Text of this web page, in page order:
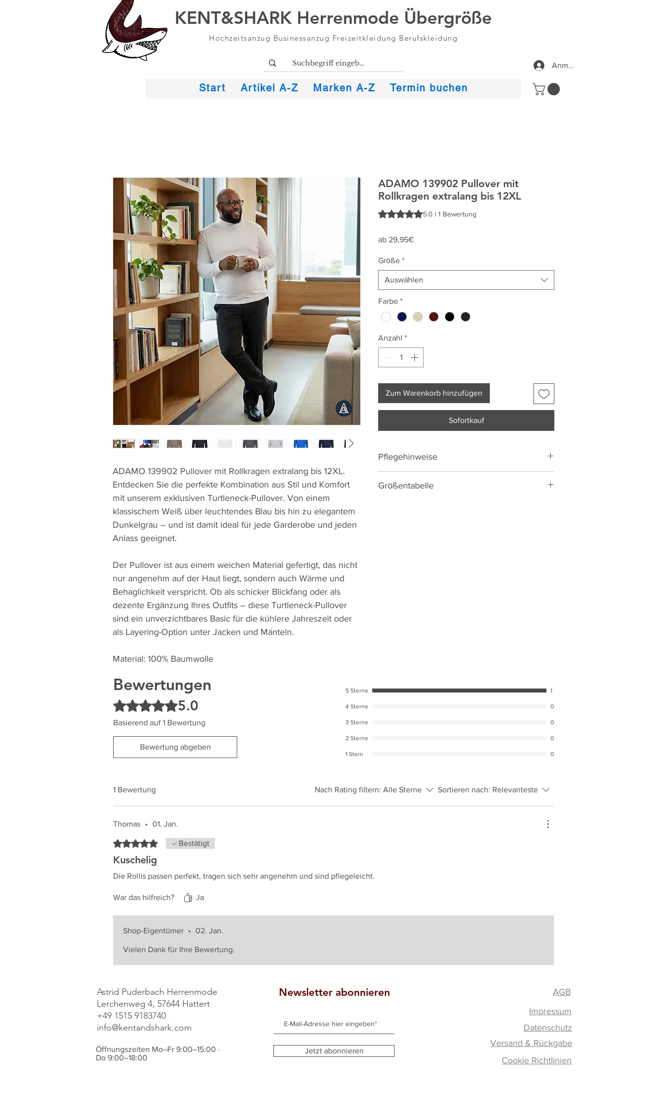
KENT&SHARK Herrenmode Übergröße
Hochzeitsanzug Businessanzug Freizeitkleidung Berufskleidung
Start Artikel A-Z Marken A-Z Termin buchen
Anmelden
ADAMO 139902 Pullover mit Rollkragen extralang bis 12XL.
Entdecken Sie die perfekte Kombination aus Stil und Komfort
mit unserem exklusiven Turtleneck-Pullover. Von einem
klassischem Weiß über leuchtendes Blau bis hin zu elegantem
Dunkelgrau – und ist damit ideal für jede Garderobe und jeden
Anlass geeignet.
Der Pullover ist aus einem weichen Material gefertigt, das nicht
nur angenehm auf der Haut liegt, sondern auch Wärme und
Behaglichkeit verspricht. Ob als schicker Blickfang oder als
dezente Ergänzung Ihres Outfits – diese Turtleneck-Pullover
sind ein unverzichtbares Basic für die kühlere Jahreszeit oder
als Layering-Option unter Jacken und Mänteln.
Material: 100% Baumwolle
ADAMO 139902 Pullover mit
Rollkragen extralang bis 12XL
Das Rating beträgt 5.0 von fünf Sternen, basierend auf 1 Bewertung.
5.0 | 1 Bewertung
ab 29,95€Sale-
Größe *
Auswählen
Farbe *
Anzahl *
Zum Warenkorb hinzufügen
Sofortkauf
Pflegehinweise
reinigen, Trocknerbeständig
Größentabelle
8XL 182 cm 103 cm
Bewertungen
Mit 5 von 5 Sternen bewertet.
5.0
Basierend auf 1 Bewertung
Bewertung abgeben
5 Sterne 1
4 Sterne 0
3 Sterne 0
2 Sterne 0
1 Stern 0
1 Bewertung Nach Rating filtern: Alle Sterne Sortieren nach: Relevanteste
Thomas • 01. Jan.
Mit 5 von 5 Sternen bewertet.
Bestätigt
Kuschelig
Die Rollis passen perfekt, tragen sich sehr angenehm und sind pflegeleicht.
War das hilfreich? Ja
Shop-Eigentümer • 02. Jan.
Vielen Dank für Ihre Bewertung.
Astrid Puderbach Herrenmode
Lerchenweg 4, 57644 Hattert
+49 1515 9183740
info@kentandshark.com
Öffnungszeiten Mo–Fr 9:00–15:00 ·
Do 9:00–18:00
Newsletter abonnieren
Jetzt abonnieren
AGB
Impressum
Datenschutz
Versand & Rückgabe
Cookie Richtlinien